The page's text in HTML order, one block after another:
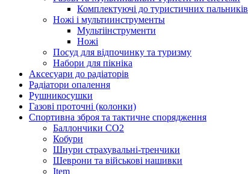
Комплектуючі до туристичних пальників
Ножі і мультиинструменты
Мультіінструменти
Ножі
Посуд для відпочинку та туризму
Набори для пікніка
Аксесуари до радіаторів
Радіатори опалення
Рушникосушки
Газові проточні (колонки)
Спортивна зброя та тактичне спорядження
Баллончики CO2
Кобури
Шнури страхувальні-тренчики
Шеврони та військові нашивки
Item